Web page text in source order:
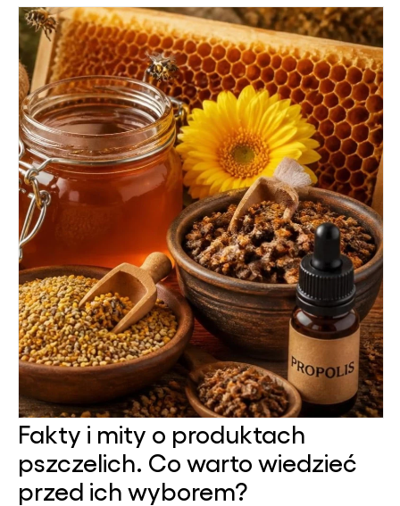
Fakty i mity o produktach
pszczelich. Co warto wiedzieć
przed ich wyborem?